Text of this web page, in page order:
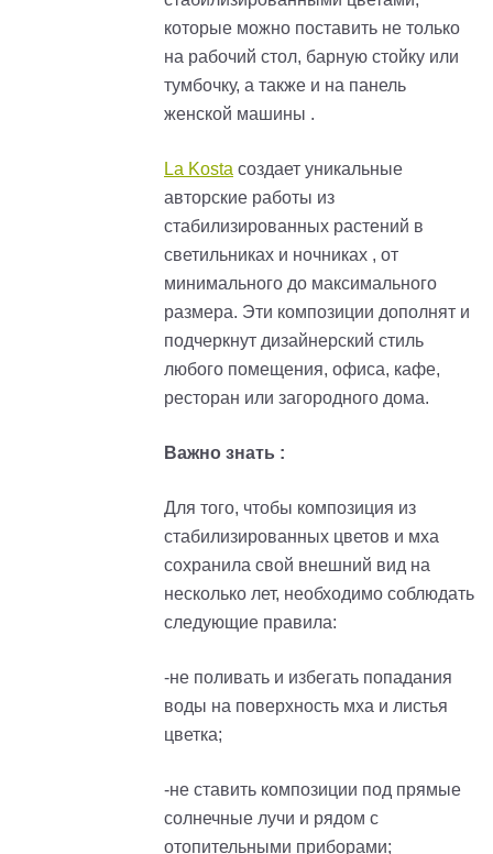
которые можно поставить не только
на рабочий стол, барную стойку или
тумбочку, а также и на панель
женской машины .
La Kosta создает уникальные
авторские работы из
стабилизированных растений в
светильниках и ночниках , от
минимального до максимального
размера. Эти композиции дополнят и
подчеркнут дизайнерский стиль
любого помещения, офиса, кафе,
ресторан или загородного дома.
Важно знать :
Для того, чтобы композиция из
стабилизированных цветов и мха
сохранила свой внешний вид на
несколько лет, необходимо соблюдать
следующие правила:
-не поливать и избегать попадания
воды на поверхность мха и листья
цветка;
-не ставить композиции под прямые
солнечные лучи и рядом с
отопительными приборами;